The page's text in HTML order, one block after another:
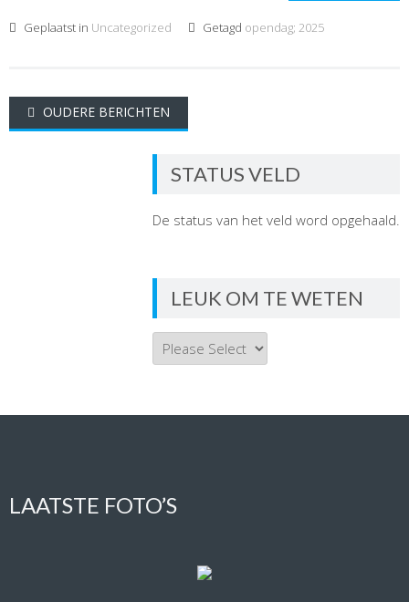
Geplaatst in Uncategorized Getagd opendag; 2025
Berichtennavigatie
OUDERE BERICHTEN
STATUS VELD
De status van het veld word opgehaald.
LEUK OM TE WETEN
LAATSTE FOTO’S